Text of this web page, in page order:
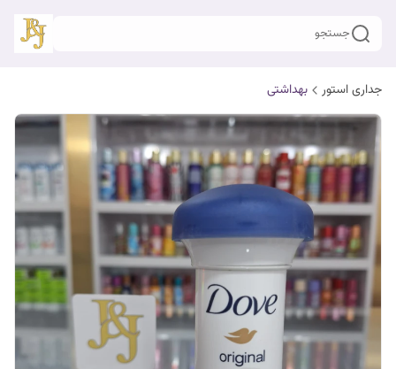
جستجو
جداری استور بهداشتی